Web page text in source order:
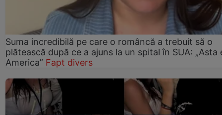
Suma incredibilă pe care o româncă a trebuit să o
plătească după ce a ajuns la un spital în SUA: „Asta
America” Fapt divers